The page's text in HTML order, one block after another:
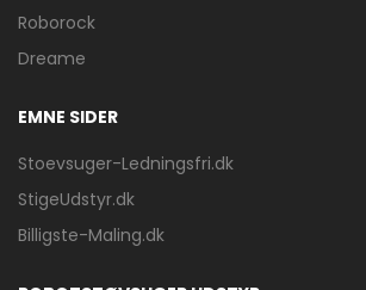
Roborock
Dreame
EMNE SIDER
Stoevsuger-Ledningsfri.dk
StigeUdstyr.dk
Billigste-Maling.dk